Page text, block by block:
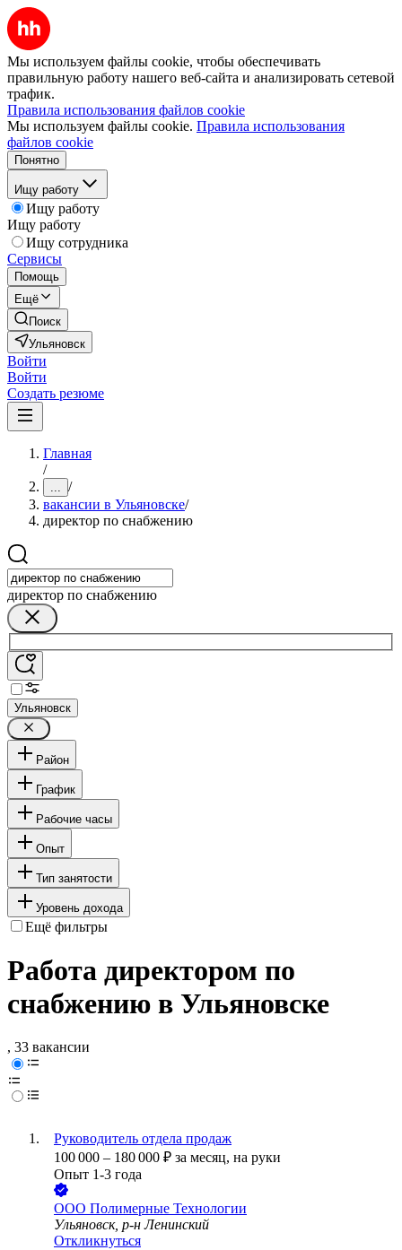
Мы используем файлы cookie, чтобы обеспечивать
правильную работу нашего веб-сайта и анализировать сетевой
трафик.
Правила использования файлов cookie
Мы используем файлы cookie. Правила использования
файлов cookie
Понятно
Ищу работу
Ищу работу
Ищу работу
Ищу сотрудника
Сервисы
Помощь
Ещё
Поиск
Ульяновск
Войти
Войти
Создать резюме
Главная
/
... /
вакансии в Ульяновске/
директор по снабжению
директор по снабжению
Ульяновск
Район
График
Рабочие часы
Опыт
Тип занятости
Уровень дохода
Ещё фильтры
Работа директором по
снабжению в Ульяновске
, 33 вакансии
Руководитель отдела продаж
100 000 – 180 000 ₽ за месяц, на руки
Опыт 1-3 года
ООО Полимерные Технологии
Ульяновск, р-н Ленинский
Откликнуться